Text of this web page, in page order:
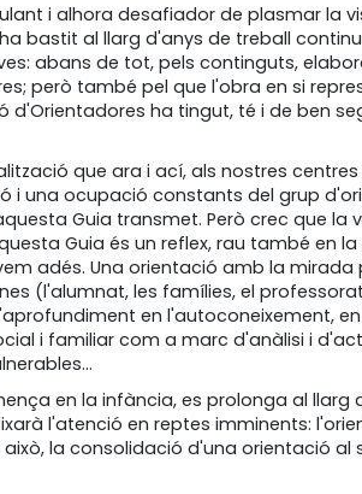
i alhora desafiador de plasmar la
bastit al llarg d'anys de treball
abans de tot, pels continguts,
però també pel que l'obra en si
d'Orientadores ha tingut, té i de ben
que ara i ací, als nostres
i una ocupació constants del grup
Guia transmet. Però crec que la
Guia és un reflex, rau també en
adés. Una orientació amb la mirada
(l'alumnat, les famílies, el
en l'autoconeixement,
i familiar com a marc d'anàlisi i
en la infància, es prolonga al llarg
l'atenció en reptes imminents:
la consolidació d'una orientació al